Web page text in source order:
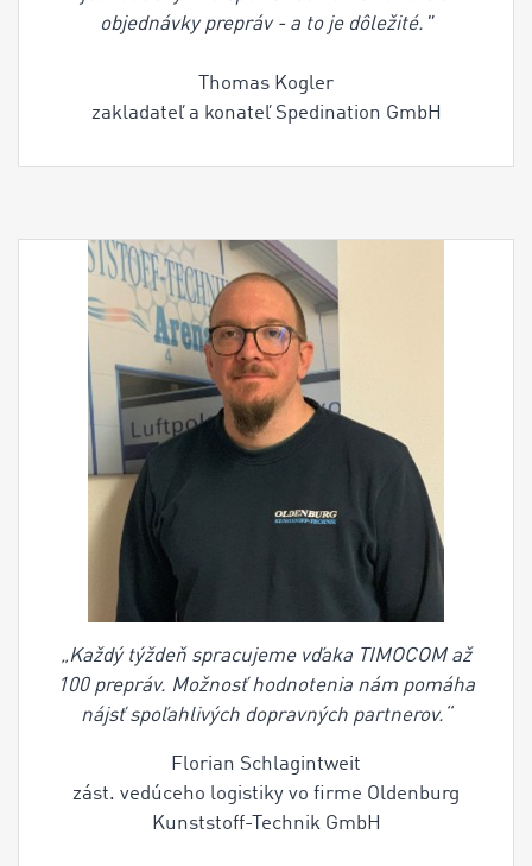
objednávky prepráv - a to je dôležité."
Thomas Kogler
zakladateľ a konateľ Spedination GmbH
„Každý týždeň spracujeme vďaka TIMOCOM až
100 prepráv. Možnosť hodnotenia nám pomáha
nájsť spoľahlivých dopravných partnerov.“
Florian Schlagintweit
zást. vedúceho logistiky vo firme Oldenburg
Kunststoff-Technik GmbH